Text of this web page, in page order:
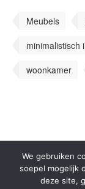
Meubels
minimalistisch
woonkamer
© 2000-
We gebruiken
soepel mogelijk
deze site,